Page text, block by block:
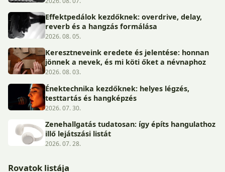
Effektpedálok kezdőknek: overdrive, delay,
reverb és a hangzás formálása
2026. 08. 05.
Keresztneveink eredete és jelentése: honnan
jönnek a nevek, és mi köti őket a névnaphoz
2026. 08. 03.
Énektechnika kezdőknek: helyes légzés,
testtartás és hangképzés
2026. 07. 30.
Zenehallgatás tudatosan: így építs hangulathoz
illő lejátszási listát
2026. 07. 28.
Rovatok listája